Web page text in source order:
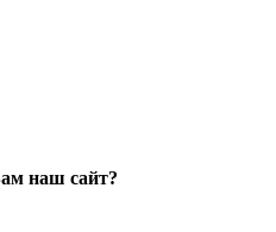
наш сайт?